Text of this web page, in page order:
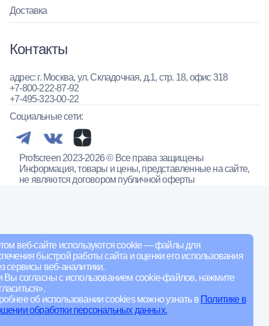
веб-сайте используются cookie — файлы для
быстрой работы сайта и оценки его использования
сервисы веб-аналитики.
Вы согласны с использованием cookie-файлов, нажмите
об использовании cookies можно узнать в Политике в
обработки персональных данных.
Доставка
Контакты
адрес: г. Москва, ул. Складочная, д.1, стр. 18, офис 318
+7-800-222-87-92
+7-495-323-00-22
Социальные сети:
Profscreen 2023-2026 © Все права защищены
Информация, товары и цены, представленные на сайте,
не являются договором публичной оферты